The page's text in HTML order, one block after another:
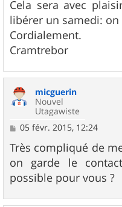
a
g
e
Cela sera avec
libérer un samedi:
Cordialement.
Cramtrebor
micguerin
Nouvel
Utagawiste
M
s
s
a
g
e
05 févr. 2015, 12:24
Très compliqué de
on garde le
possible pour vous ?